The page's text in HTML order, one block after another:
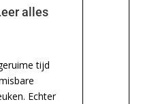
alles
tijd
Echter